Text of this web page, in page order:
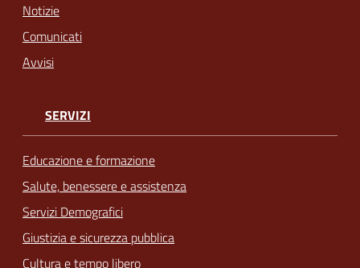
Notizie
Comunicati
Avvisi
SERVIZI
Educazione e formazione
Salute, benessere e assistenza
Servizi Demografici
Giustizia e sicurezza pubblica
Cultura e tempo libero